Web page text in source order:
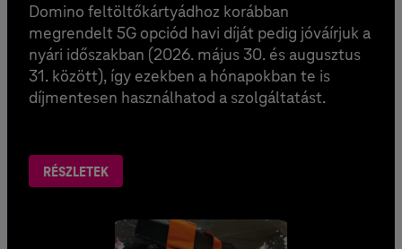
Domino feltöltőkártyádhoz korábban
megrendelt 5G opciód havi díját pedig jóváírjuk a
nyári időszakban (2026. május 30. és augusztus
31. között), így ezekben a hónapokban te is
díjmentesen használhatod a szolgáltatást.
RÉSZLETEK